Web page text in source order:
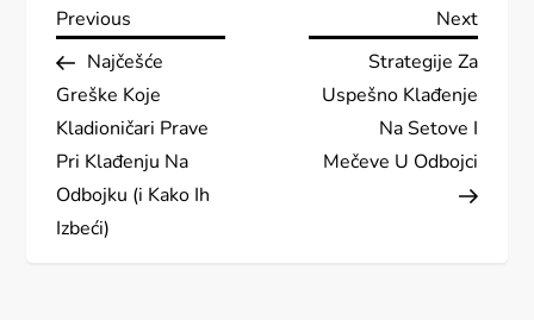
P
o
s
t
n
Previous
Post
Previous
Najčešće
Greške Koje
Kladioničari Prave
Pri Klađenju Na
Odbojku (i Kako Ih
Izbeći)
Next
Next
Strategije Za
Uspešno Klađenje
Na Setove I
Mečeve U Odbojci